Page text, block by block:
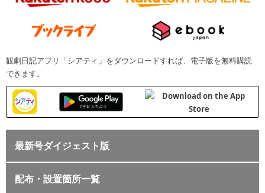
観劇日記アプリ「シアティ」をダウンロードすれば、電子版を無料購読
できます。
最新号ダイジェスト版
配布・設置箇所一覧